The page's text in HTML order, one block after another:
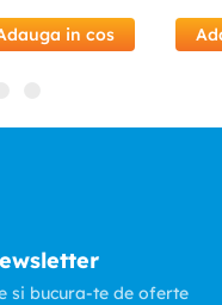
in cos
si bucura-te de oferte